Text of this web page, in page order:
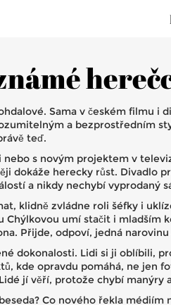
Sama v českém filmu
a bezprostředním
teď.
s novým projektem v
dokáže herecky růst. Divadlo
a nikdy nechybí vyprodaný
klidně zvládne roli šéfky i
umí stačit i mladším
Přijde, odpoví, jedná
dokonalosti. Lidi si ji oblíbili,
kde opravdu pomáhá, ne jen
jí věří, protože chybí manýry
Co nového řekla